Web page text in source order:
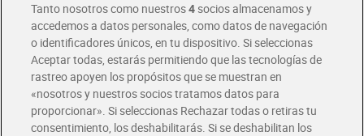
Tanto nosotros como nuestros4socios almacenamos y
accedemos a datos personales, como datos de navegación
o identificadores únicos, en tu dispositivo. Si seleccionas
Aceptar todas, estarás permitiendo que las tecnologías de
rastreo apoyen los propósitos que se muestran en
«nosotros y nuestros socios tratamos datos para
proporcionar». Si seleccionas Rechazar todas o retiras tu
consentimiento, los deshabilitarás. Si se deshabilitan los